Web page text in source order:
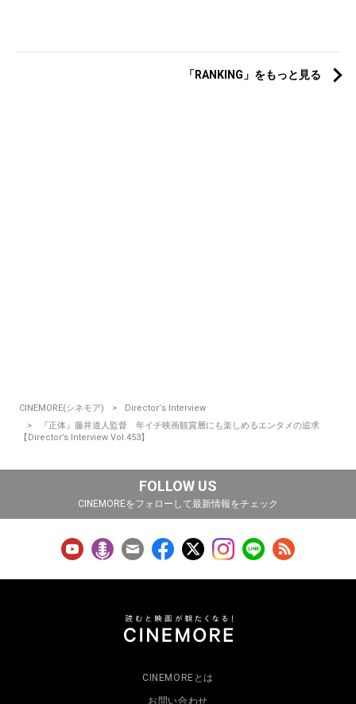
「RANKING」をもっと見る
CINEMORE(シネモア)
Director‘s Interview
『正体』藤井道人監督 年イチ映画観賞層にも楽しめるエンタメの追求
【Director’s Interview Vol.453】
FOLLOW US
CINEMOREをフォローして最新情報をチェック
CINEMOREとは
お問い合わせ